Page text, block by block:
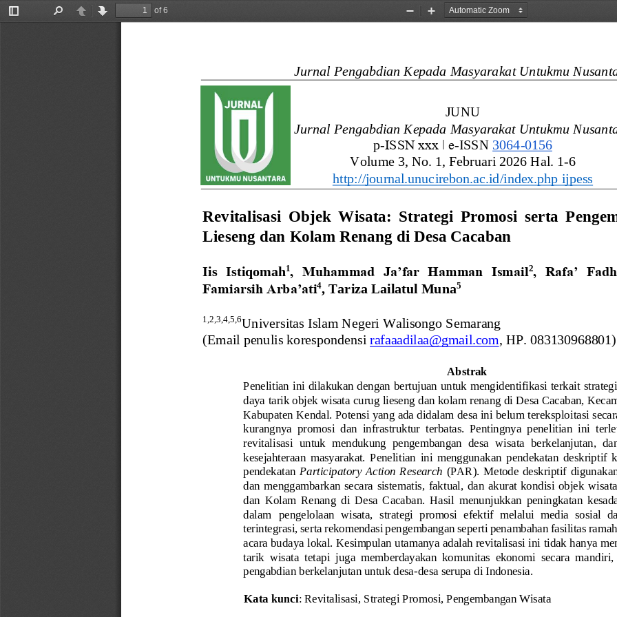
Toggle
PreviousNext
of 6
Zoom
Zoom
Jurnal Pengabdian Kepada Masyarakat Untukmu
JUNU
Jurnal Pengabdian Kepada Masyarakat Untukmu
p-ISSN xxx ǀ e-ISSN 3064-0156
Volume 3, No. 1, Februari 2026 Hal. 1-6
http://journal.unucirebon.ac.id/index.php ijpess
Revitalisasi  Objek  Wisata:  Strategi  Promosi  serta
Lieseng dan Kolam Renang di Desa Cacaban
Iis Istiqomah1,  Muhammad  Ja’far  Hamman  Ismail2,  Rafa’
Famiarsih Arba’ati4, Tariza Lailatul Muna5
1,2,3,4,5,6Universitas Islam Negeri Walisongo Semarang
(Email penulis korespondensi rafaaadilaa@gmail.com, HP. 083130968801)
Abstrak
Penelitian ini dilakukan dengan bertujuan untuk mengidentifikasi terkait
daya tarik objek wisata curug lieseng dan kolam renang di Desa Cacaban,
Kabupaten Kendal. Potensi yang ada didalam desa ini belum tereksploitasi
kurangnya  promosi  dan  infrastruktur  terbatas.  Pentingnya  penelitian  ini
revitalisasi  untuk  mendukung  pengembangan  desa  wisata  berkelanjutan,
kesejahteraan  masyarakat.  Penelitian  ini  menggunakan  pendekatan  deskriptif
pendekatan Participatory  Action  Research (PAR).  Metode  deskriptif
dan  menggambarkan  secara  sistematis,  faktual,  dan  akurat  kondisi  objek
dan  Kolam  Renang  di  Desa  Cacaban.  Hasil  menunjukkan  peningkatan
dalam   pengelolaan wisata, strategi promosi efektif melalui media sosial
terintegrasi, serta rekomendasi pengembangan seperti penambahan fasilitas
acara budaya lokal . Kesimpulan utamanya adalah revitalisasi ini tidak hanya
tarik  wisata  tetapi  juga  memberdayakan  komunitas  ekonomi  secara
pengabdian berkelanjutan untuk desa-desa serupa di Indonesia.
Kata kunci: Revitalisasi, Strategi Promosi, Pengembangan Wisata